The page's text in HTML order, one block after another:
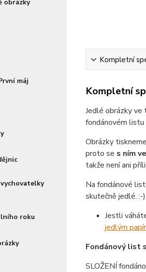
obrázky
máj
roku
Kompletní
Kompletní
Jedlé obrázky ve
fondánovém listu
Obrázky
proto se s ním
takže není ani
Na fondánové
skutečně jedlé. :-
Jestli
jedlým
Fondánový list
SLOŽENÍ